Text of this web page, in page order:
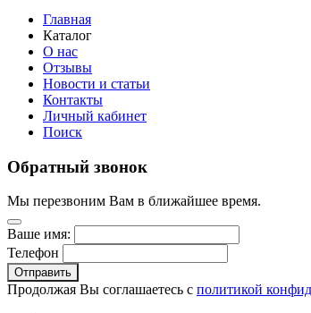
Главная
Каталог
О нас
Отзывы
Новости и статьи
Контакты
Личный кабинет
Поиск
Обратный звонок
Мы перезвоним Вам в ближайшее время.
Ваше имя:
Телефон
Отправить
Продолжая Вы соглашаетесь с политикой